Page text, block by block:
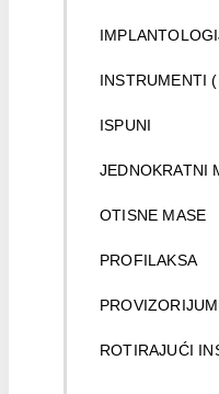
INSTRUMENTI
ISPUNI
JEDNOKRATNI
OTISNE MASE
PROFILAKSA
ROTIRAJUĆI